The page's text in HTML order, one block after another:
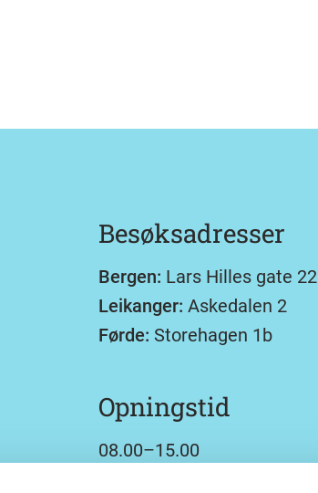
Besøksadresser
Bergen: Lars Hilles gate 22
Leikanger: Askedalen 2
Førde: Storehagen 1b
Opningstid
08.00–15.00